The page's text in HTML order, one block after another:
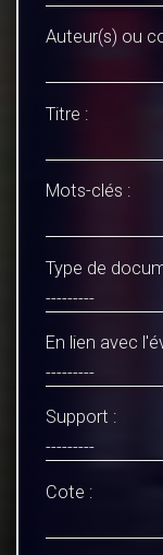
Auteur(s) ou
Titre :
Mots-clés :
Type de
En lien avec
Support :
Cote :